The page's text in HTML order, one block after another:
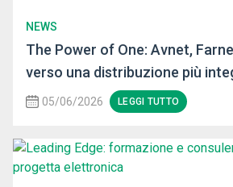
NEWS
The Power of One: Avnet,
verso una distribuzione più
05/06/2026 LEGGI TUTTO